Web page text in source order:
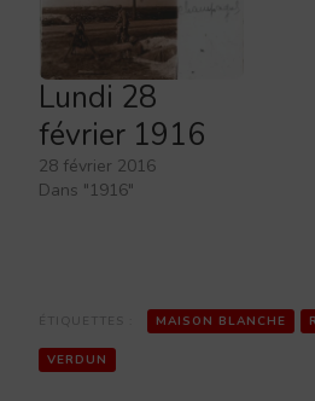
Lundi 28
février 1916
28 février 2016
Dans "1916"
MAISON BLANCHE
VERDUN